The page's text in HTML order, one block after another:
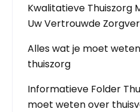
Kwalitatieve Thuiszorg
Uw Vertrouwde
Alles wat je moet
thuiszorg
Informatieve Folder
moet weten over